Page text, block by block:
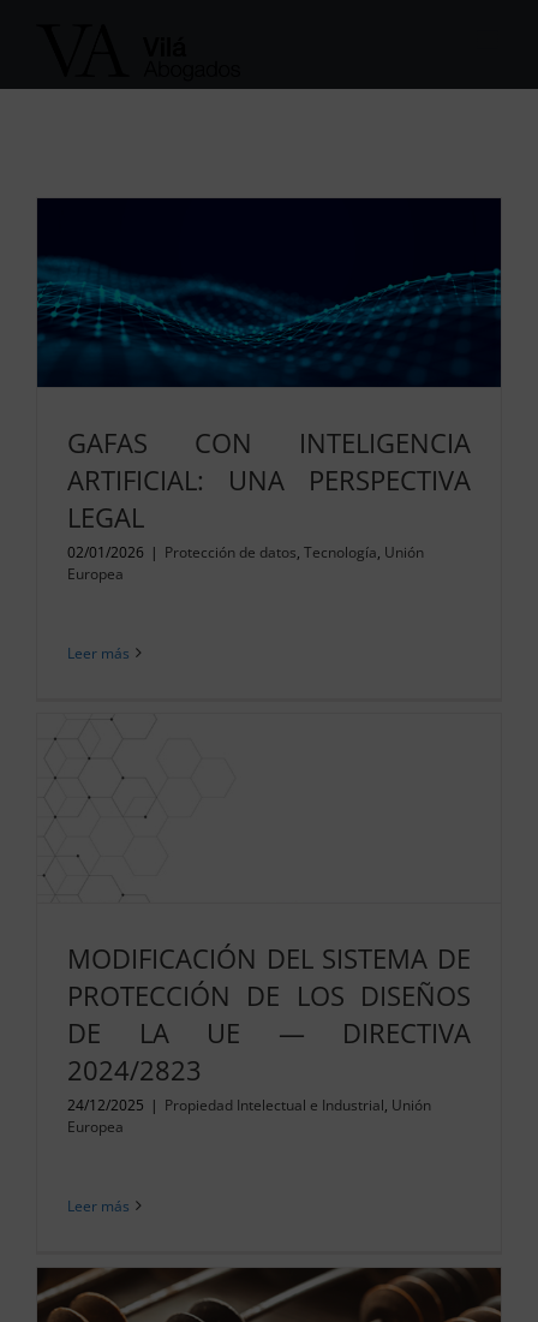
contenido
GAFAS CON INTELIGENCIA
ARTIFICIAL: UNA PERSPECTIVA
LEGAL
02/01/2026 | Protección de datos, Tecnología, Unión
Europea
Leer más
MODIFICACIÓN DEL SISTEMA DE
PROTECCIÓN DE LOS DISEÑOS
DE LA UE — DIRECTIVA
2024/2823
24/12/2025 | Propiedad Intelectual e Industrial, Unión
Europea
Leer más